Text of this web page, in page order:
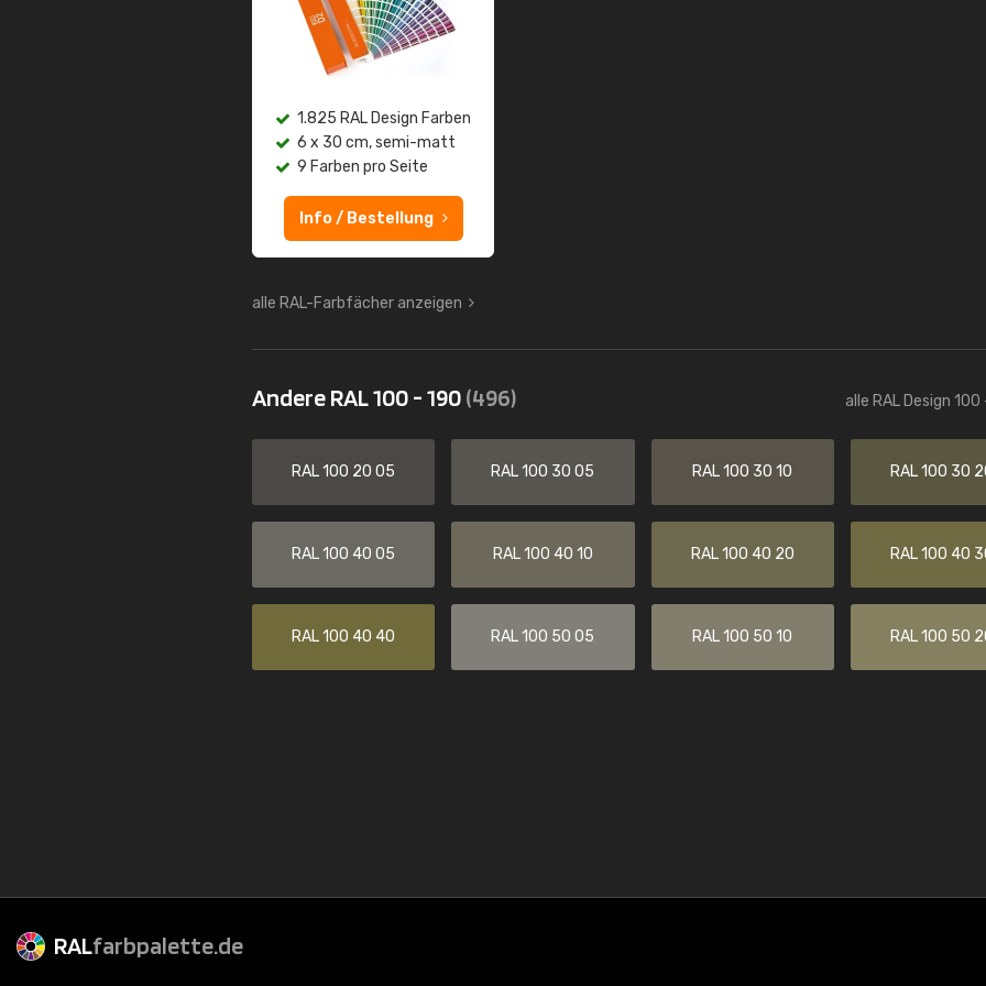
1.825 RAL Design Farben
6 x 30 cm, semi-matt
9 Farben pro Seite
Info / Bestellung
alle RAL-Farbfächer anzeigen
Andere RAL 100 - 190(496) alle RAL Design 100
RAL 100 20 05 RAL 100 30 05 RAL 100 30 10 RAL 100 30
RAL 100 40 05 RAL 100 40 10 RAL 100 40 20 RAL 100 40
RAL 100 40 40 RAL 100 50 05 RAL 100 50 10 RAL 100 50
RALfarbpalette.de